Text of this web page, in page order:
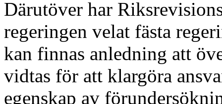
Därutöver har
regeringen velat fästa
kan finnas anledning att
vidtas för att klargöra
egenskap av